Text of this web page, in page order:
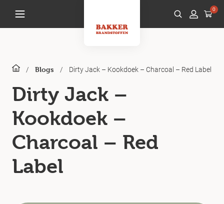
0
/ Blogs / Dirty Jack – Kookdoek – Charcoal – Red Label
Dirty Jack –
Kookdoek –
Charcoal – Red
Label